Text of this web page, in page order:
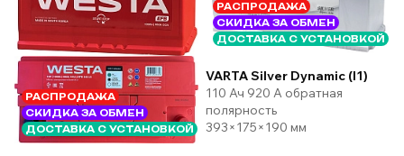
РАСПРОДАЖА
СКИДКА ЗА ОБМЕН
ДОСТАВКА С УСТАНОВКОЙ
РАСПРОДАЖА
СКИДКА ЗА ОБМЕН
ДОСТАВКА С УСТАНОВКОЙ
VARTA Silver Dynamic (I1)
110 Ач 920 А обратная
полярность
393×175×190 мм